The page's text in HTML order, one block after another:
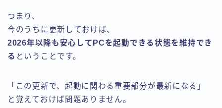
つまり、
今のうちに更新しておけば、
2026年以降も安心してPCを起動できる状態を維持でき
る ということです。
「この更新で、起動に関わる重要部分が最新になる」
と覚えておけば問題ありません。